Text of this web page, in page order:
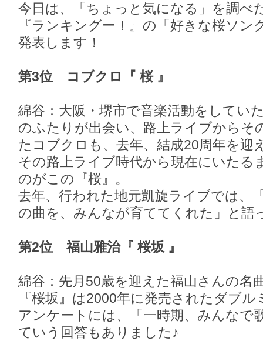
今日は、「ちょっと気になる」を調べ
『ランキングー！』の「好きな桜ソン
発表します！
第3位 コブクロ『 桜 』
綿谷：大阪・堺市で音楽活動をしてい
のふたりが出会い、路上ライブからそ
たコブクロも、去年、結成20周年を迎
その路上ライブ時代から現在にいたる
のがこの『桜』。
去年、行われた地元凱旋ライブでは、
の曲を、みんなが育ててくれた」と語
第2位 福山雅治『 桜坂 』
綿谷：先月50歳を迎えた福山さんの名
『桜坂』は2000年に発売されたダブ
アンケートには、「一時期、みんなで
ていう回答もありました♪